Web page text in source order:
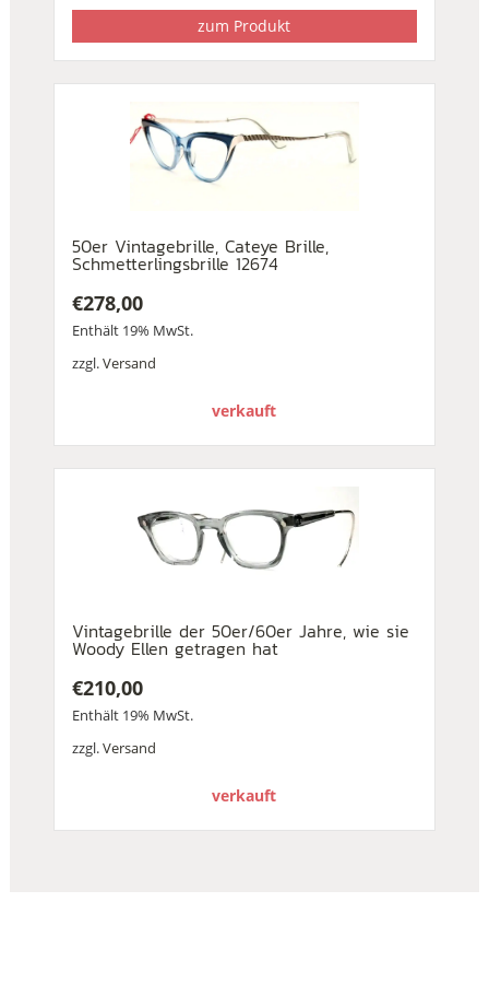
zum Produkt
50er Vintagebrille, Cateye Brille,
Schmetterlingsbrille 12674
€278,00
Enthält 19% MwSt.
zzgl.Versand
verkauft
Vintagebrille der 50er/60er Jahre, wie sie
Woody Ellen getragen hat
€210,00
Enthält 19% MwSt.
zzgl.Versand
verkauft